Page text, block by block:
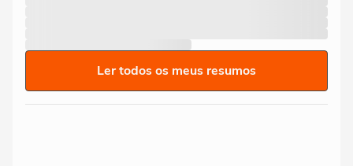
Ler todos os meus resumos